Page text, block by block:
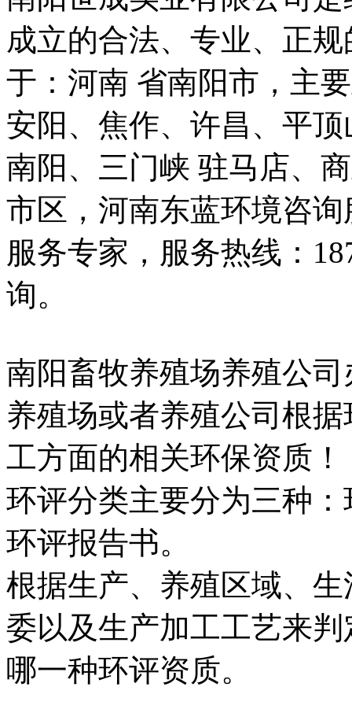
成立的合法、专业、正
于：河南 省南阳市，主
安阳、焦作、许昌、平
南阳、三门峡 驻马店、
市区，河南东蓝环境咨
服务专家，服务热线：
询。
南阳畜牧养殖场养殖公
养殖场或者养殖公司根
工方面的相关环保资质！
环评分类主要分为三种
环评报告书。
根据生产、养殖区域、
委以及生产加工工艺来
哪一种环评资质。